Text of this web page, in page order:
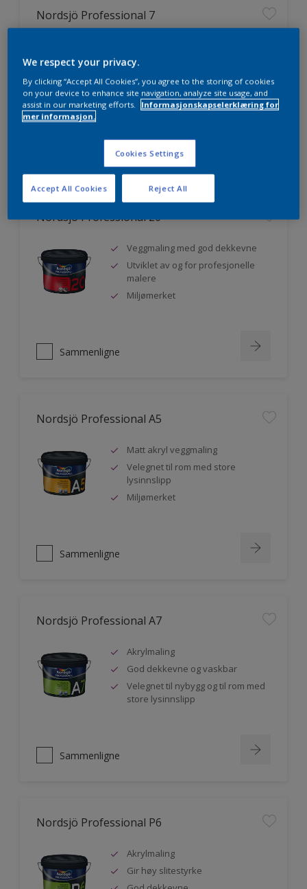
Nordsjö Professional 7
Lett å påføre og fordele
Jevnere og finere finish, også i
mørke farger
Sammenligne
Nordsjö Professional 20
Veggmaling med god dekkevne
Utviklet av og for profesjonelle
malere
Miljømerket
Sammenligne
Nordsjö Professional A5
Matt akryl veggmaling
Velegnet til rom med store
lysinnslipp
Miljømerket
Sammenligne
Nordsjö Professional A7
Akrylmaling
God dekkevne og vaskbar
Velegnet til nybygg og til rom med
store lysinnslipp
Sammenligne
Nordsjö Professional P6
Akrylmaling
Gir høy slitestyrke
We respect your privacy.
By clicking “Accept All Cookies”, you agree to the storing of cookies
on your device to enhance site navigation, analyze site usage, and
assist in our marketing efforts.
Informasjonskapselerklæring for
mer informasjon.
Cookies Settings
Reject All
Accept All Cookies